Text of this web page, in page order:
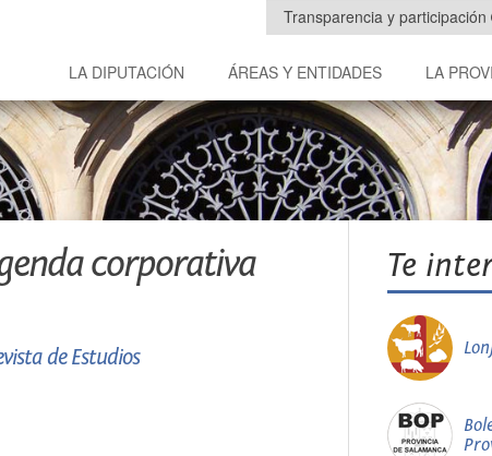
Transparencia y participación
LA DIPUTACIÓN ÁREAS Y ENTIDADES LA
corporativa
de Estudios
Te